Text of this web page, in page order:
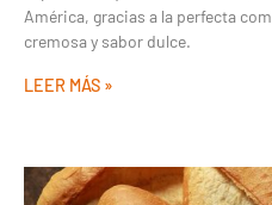
América, gracias a la perfecta
cremosa y sabor dulce.
LEER MÁS »